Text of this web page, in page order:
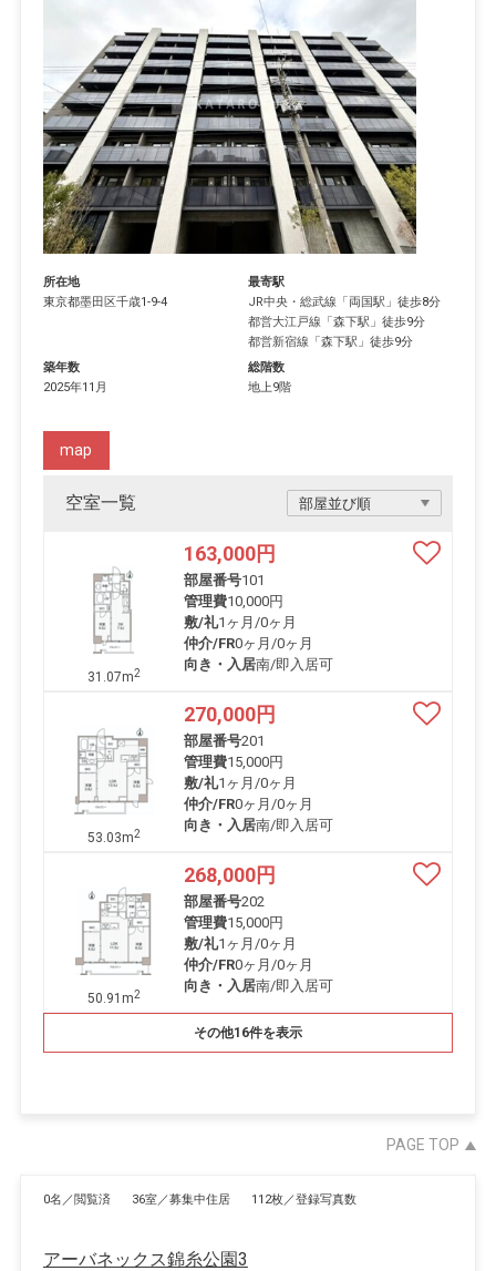
所在地
東京都墨田区千歳1-9-4
最寄駅
JR中央・総武線 「両国駅 」徒歩8分
都営大江戸線 「森下駅 」徒歩9分
都営新宿線 「森下駅 」徒歩9分
築年数
2025年11月
総階数
地上9階
空室一覧
map
31.07m2
163,000円
部屋番号101
管理費10,000円
敷/礼1ヶ月 /0ヶ月
仲介/FR0ヶ月 /0ヶ月
向き・入居南/即入居可
53.03m2
270,000円
部屋番号201
管理費15,000円
敷/礼1ヶ月 /0ヶ月
仲介/FR0ヶ月 /0ヶ月
向き・入居南/即入居可
50.91m2
268,000円
部屋番号202
管理費15,000円
敷/礼1ヶ月 /0ヶ月
仲介/FR0ヶ月 /0ヶ月
向き・入居南/即入居可
その他16件を表示
PAGE TOP
0名／閲覧済 36室／募集中住居 112枚／登録写真数
アーバネックス錦糸公園3